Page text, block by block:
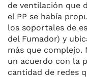
de ventilación que
el PP se había
los soportales de
del Fumador) y
más que complejo.
un acuerdo con la
cantidad de redes